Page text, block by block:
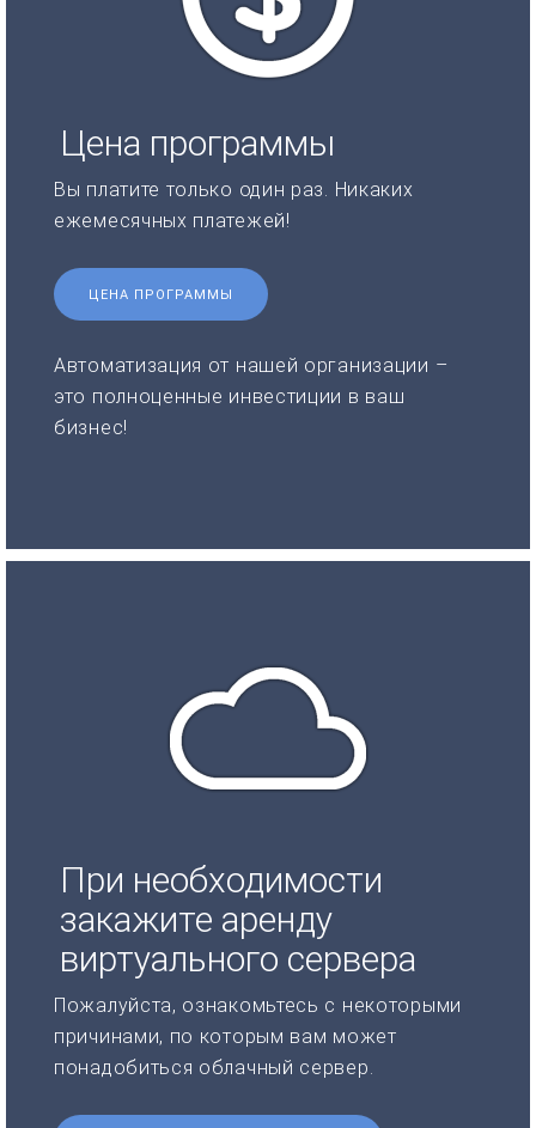
Цена программы
Вы платите только один раз. Никаких
ежемесячных платежей!
ЦЕНА ПРОГРАММЫ
Автоматизация от нашей организации –
это полноценные инвестиции в ваш
бизнес!
При необходимости
закажите аренду
виртуального сервера
Пожалуйста, ознакомьтесь с некоторыми
причинами, по которым вам может
понадобиться облачный сервер.